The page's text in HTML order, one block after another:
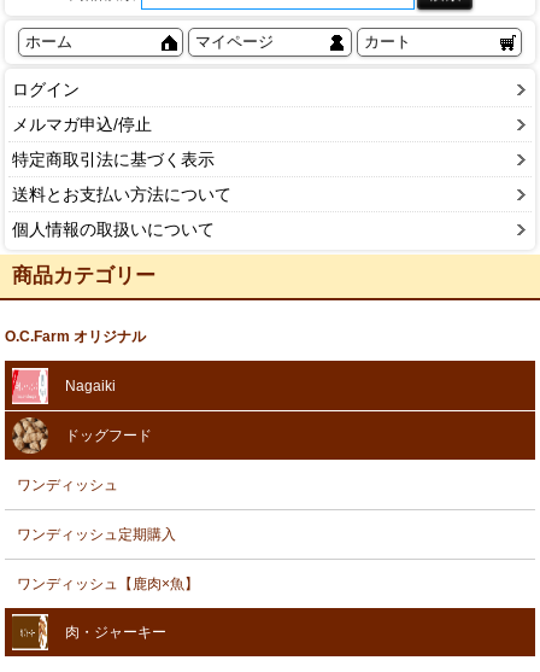
ホーム マイページ カート
ログイン
メルマガ申込/停止
特定商取引法に基づく表示
送料とお支払い方法について
個人情報の取扱いについて
商品カテゴリー
O.C.Farm オリジナル
Nagaiki
ドッグフード
ワンディッシュ
ワンディッシュ定期購入
ワンディッシュ【鹿肉×魚】
肉・ジャーキー